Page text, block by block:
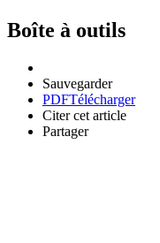
Boîte à outils
Sauvegarder
PDFTélécharger
Citer cet article
Partager